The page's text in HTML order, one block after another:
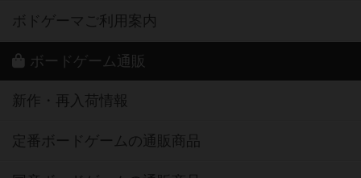
ボドゲーマご利用案内
ボードゲーム通販
新作・再入荷情報
定番ボードゲームの通販商品